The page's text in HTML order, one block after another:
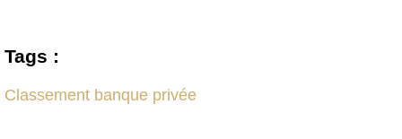
Tags :
Classement banque privée